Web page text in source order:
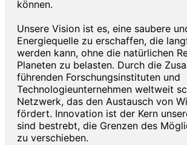
können.
Unsere Vision ist es, eine saubere
Energiequelle zu erschaffen, die
werden kann, ohne die natürlichen
Planeten zu belasten. Durch die
führenden Forschungsinstituten und
Technologieunternehmen weltweit
Netzwerk, das den Austausch von
fördert. Innovation ist der Kern
sind bestrebt, die Grenzen des
zu verschieben.